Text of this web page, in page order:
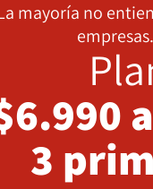
mayoría no
3